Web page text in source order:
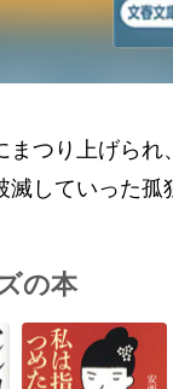
まつり上げら
滅していった孤
の本